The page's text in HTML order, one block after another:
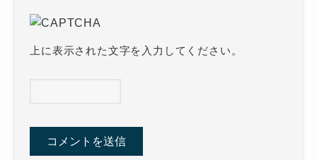
上に表示された文字を入力してください。